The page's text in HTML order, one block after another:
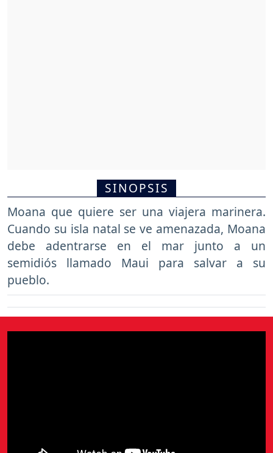
SINOPSIS
Moana que quiere ser una viajera marinera.
Cuando su isla natal se ve amenazada, Moana
debe adentrarse en el mar junto a un
semidiós llamado Maui para salvar a su
pueblo.